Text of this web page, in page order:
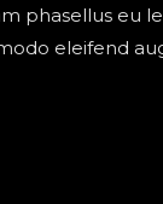
phasellus eu
eleifend